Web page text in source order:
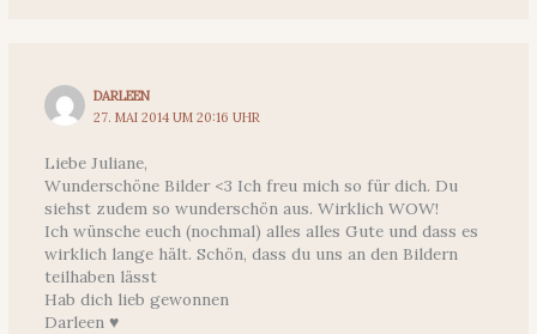
DARLEEN
27. MAI 2014 UM 20:16 UHR
Liebe Juliane,
Wunderschöne Bilder <3 Ich freu mich so für dich. Du
siehst zudem so wunderschön aus. Wirklich WOW!
Ich wünsche euch (nochmal) alles alles Gute und dass es
wirklich lange hält. Schön, dass du uns an den Bildern
teilhaben lässt
Hab dich lieb gewonnen
Darleen ♥